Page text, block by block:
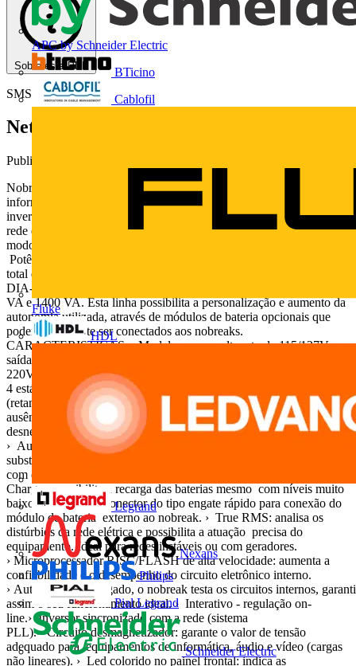
APC by Schneider Electric
BTicino
Cablofil
Fluke
HDL
Legrand
Nexans
Philips
Pial Legrand
Schneider Electric
Sobre este PDF
SMS
Net 4+
Publicado: 20 de março de 2012
Nobreak Energia contínua e segura para equipamentos de
informática, áudio e vídeo. 6 PROTEÇÕES: • Curto-circuito no
inversor;• Surtos de tensão entre fase e neutro;• Sub/sobretensão da
rede elétrica. Na ocorrência destas, o nobreak passa a operar em
modo bateria; • Sobreaquecimento no inversor e no transformador;•
Potência excedida com alarme e posterior desligamento;• Descarga
total das baterias. 700 e 1400 VA MAIS AUTONOMIA NO SEU
DIA-A-DIA A linha Net 4+ disponibiliza nobreaks nas versões 700
VA e 1400 VA. Esta linha possibilita a personalização e aumento da
autonomia utilizada, através de módulos de bateria opcionais que
podem facilmente ser conectados aos nobreaks.
CARACTERÍSTICAS › Modelos monovolt: entrada 115/127V~ e
saída 115V~.› Modelos bivolt automático: entrada 115/127V~ ou
220V~ e saída 115V~.› Filtro de linha.› Estabilizador interno com
4 estágios de regulação.› Forma de onda senoidal por aproximação
(retangular PWM).› DC Start: permite que o nobreak seja ligado na
ausência de rede elétrica.› Battery Saver: evita o consumo
desnecessário das cargas da bateria, preservando a sua vida útil.
› Autodiagnóstico de bateria: informa quando a bateria precisa ser
substituída.› Recarga automática das baterias em 4 estágios, mesmo
com o nobreak desligado. › Recarregador Strong
Charger: possibilita a recarga das baterias mesmo com níveis muito
baixos de carga. › Conector do tipo engate rápido para conexão do
módulo de bateria externo ao nobreak. › True RMS: analisa os
distúrbios da rede elétrica e possibilita a atuação precisa do
equipamento. Ideal para redes instáveis ou com geradores.
› Microprocessador RISC/FLASH de alta velocidade: aumenta a
confiabilidade e o desempenho do circuito eletrônico interno.
› Autoteste: ao ser ligado, o nobreak testa os circuitos internos,
assim o seu funcionamento ideal. › Interativo - regulação on-
line.› Inversor sincronizado com a rede (sistema
PLL).› Circuito desmagnetizador: garante o valor de tensão
adequado para equipamentos de informática, áudio e vídeo (cargas
não lineares). › Led colorido no painel frontal: indica as